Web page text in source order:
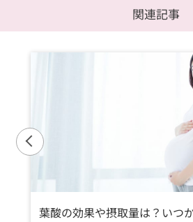
関連記事
葉酸の効果や摂取量は？いつ